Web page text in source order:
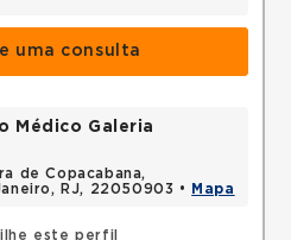
uma consulta
este perfil
Médico Galeria
de Copacabana,
RJ, 22050903 •
Mapa